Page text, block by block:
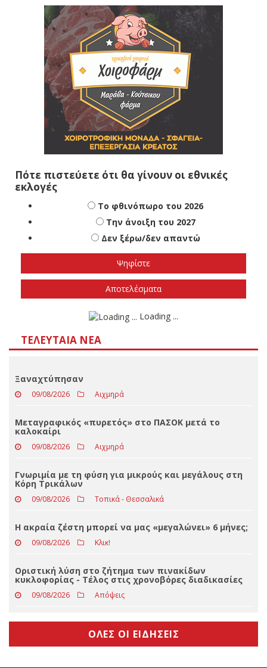
Πότε πιστεύετε ότι θα γίνουν οι εθνικές
εκλογές
Το φθινόπωρο του 2026
Την άνοιξη του 2027
Δεν ξέρω/δεν απαντώ
ΤΕΛΕΥΤΑΊΑ ΝΈΑ
Ξαναχτύπησαν
09/08/2026 Αιχμηρά
Μεταγραφικός «πυρετός» στο ΠΑΣΟΚ μετά το
καλοκαίρι
09/08/2026 Αιχμηρά
Γνωριμία με τη φύση για μικρούς και μεγάλους στη
Κόρη Τρικάλων
Η ακραία ζέστη μπορεί να μας «μεγαλώνει» 6 μήνες;
09/08/2026 Κλικ!
Οριστική λύση στο ζήτημα των πινακίδων
κυκλοφορίας - Τέλος στις χρονοβόρες διαδικασίες
09/08/2026 Απόψεις